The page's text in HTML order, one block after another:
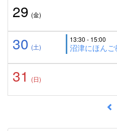
29 (金)
30 (土)
13:30 - 15:00
沼津にほんご
31 (日)